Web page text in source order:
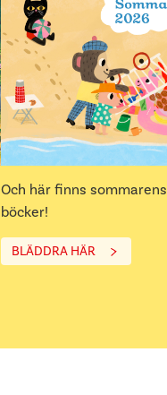
Och här finns sommarens
böcker!
BLÄDDRA HÄR